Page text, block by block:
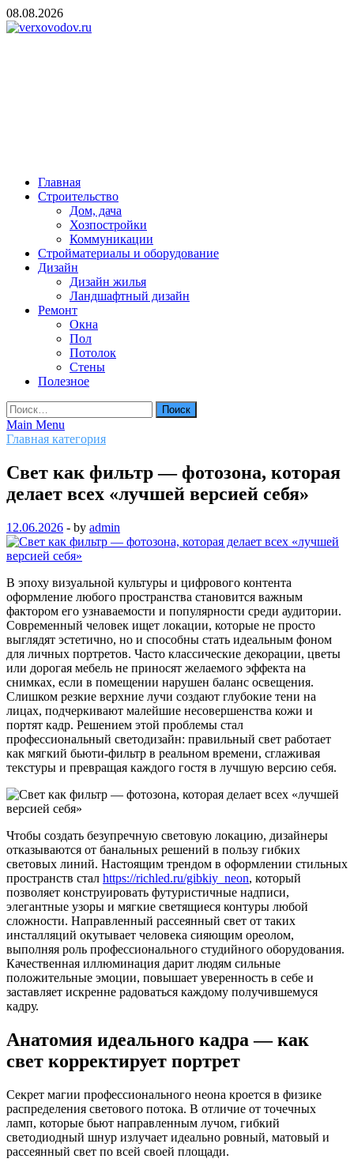
Skip
to
08.08.2026
Главная
Строительство
Дом, дача
Хозпостройки
Коммуникации
Стройматериалы и оборудование
Дизайн
Дизайн жилья
Ландшафтный дизайн
Ремонт
Окна
Пол
Потолок
Стены
Полезное
Найти:
Main Menu
Главная категория
Свет как фильтр — фотозона, которая
делает всех «лучшей версией себя»
12.06.2026 - by admin
В эпоху визуальной культуры и цифрового контента
оформление любого пространства становится важным
фактором его узнаваемости и популярности среди аудитории.
Современный человек ищет локации, которые не просто
выглядят эстетично, но и способны стать идеальным фоном
для личных портретов. Часто классические декорации, цветы
или дорогая мебель не приносят желаемого эффекта на
снимках, если в помещении нарушен баланс освещения.
Слишком резкие верхние лучи создают глубокие тени на
лицах, подчеркивают малейшие несовершенства кожи и
портят кадр. Решением этой проблемы стал
профессиональный светодизайн: правильный свет работает
как мягкий бьюти-фильтр в реальном времени, сглаживая
текстуры и превращая каждого гостя в лучшую версию себя.
Чтобы создать безупречную световую локацию, дизайнеры
отказываются от банальных решений в пользу гибких
световых линий. Настоящим трендом в оформлении стильных
пространств стал https://richled.ru/gibkiy_neon, который
позволяет конструировать футуристичные надписи,
элегантные узоры и мягкие светящиеся контуры любой
сложности. Направленный рассеянный свет от таких
инсталляций окутывает человека сияющим ореолом,
выполняя роль профессионального студийного оборудования.
Качественная иллюминация дарит людям сильные
положительные эмоции, повышает уверенность в себе и
заставляет искренне радоваться каждому получившемуся
кадру.
Анатомия идеального кадра — как
свет корректирует портрет
Секрет магии профессионального неона кроется в физике
распределения светового потока. В отличие от точечных
ламп, которые бьют направленным лучом, гибкий
светодиодный шнур излучает идеально ровный, матовый и
рассеянный свет по всей своей площади.